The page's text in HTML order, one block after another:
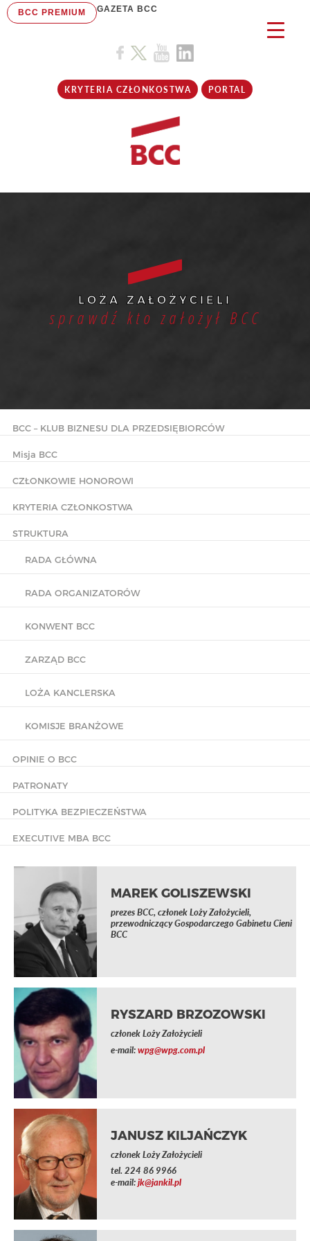
BCC PREMIUM GAZETA BCC
KRYTERIA CZŁONKOSTWA PORTAL
LOŻA ZAŁOŻYCIELI
sprawdź kto założył BCC
BCC – KLUB BIZNESU DLA PRZEDSIĘBIORCÓW
Misja BCC
CZŁONKOWIE HONOROWI
KRYTERIA CZŁONKOSTWA
STRUKTURA
RADA GŁÓWNA
RADA ORGANIZATORÓW
KONWENT BCC
ZARZĄD BCC
LOŻA KANCLERSKA
KOMISJE BRANŻOWE
OPINIE O BCC
PATRONATY
POLITYKA BEZPIECZEŃSTWA
EXECUTIVE MBA BCC
MAREK GOLISZEWSKI
prezes BCC, członek Loży Założycieli,
przewodniczący Gospodarczego Gabinetu Cieni
BCC
RYSZARD BRZOZOWSKI
członek Loży Założycieli
e-mail:wpg@wpg.com.pl
JANUSZ KILJAŃCZYK
członek Loży Założycieli
tel. 224 86 9966
e-mail:jk@jankil.pl